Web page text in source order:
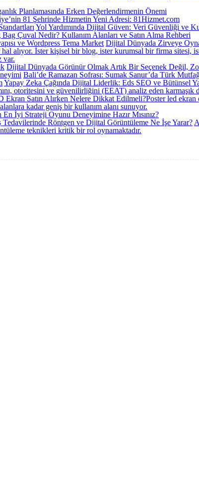
Planlamasında Erken Değerlendirmenin Önemi
81 Şehrinde Hizmetin Yeni Adresi: 81Hizmet.com
Yol Yardımında Dijital Güven: Veri Güvenliği ve
Çuval Nedir? Kullanım Alanları ve Satın Alma Rehberi
Dijital Dünyada Zirveye
alıyor. İster kişisel bir blog, ister kurumsal bir firma sitesi,
var.
Dijital Dünyada Görünür Olmak Artık Bir Seçenek Değil,
Bali’de Ramazan Sofrası: Sumak Sanur’da Türk
Yapay Zeka Çağında Dijital Liderlik: Eds SEO ve Bütünsel
otoritesini ve güvenilirliğini (EEAT) analiz eden karmaşık
Ekran Satın Alırken Nelere Dikkat Edilmeli?​Poster led ekran
kadar geniş bir kullanım alanı sunuyor.
En İyi Strateji Oyunu Deneyimine Hazır Mısınız?
Tedavilerinde Röntgen ve Dijital Görüntüleme Ne İşe Yarar?
teknikleri kritik bir rol oynamaktadır.